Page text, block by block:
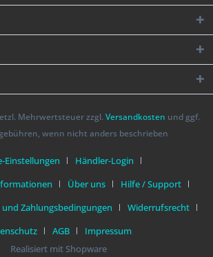
Mehrwertsteuer zzgl. Versandkosten und ggf.
wenn nicht anders beschrieben
Einstellungen
Händler-Login
Über uns
Hilfe / Support
und Zahlungsbedingungen
Widerrufsrecht
AGB
Impressum
Realisiert mit Shopware